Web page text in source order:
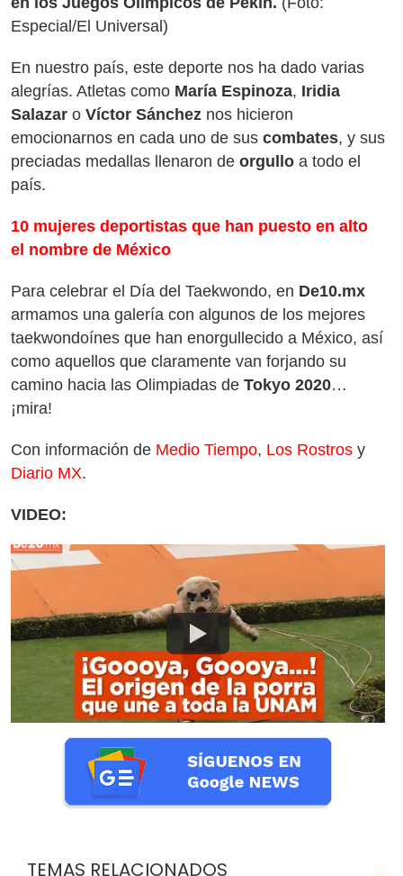
Especial/El Universal)
En nuestro país, este deporte nos ha dado varias
alegrías. Atletas como María Espinoza, Iridia
Salazar o Víctor Sánchez nos hicieron
emocionarnos en cada uno de sus combates, y sus
preciadas medallas llenaron de orgullo a todo el
país.
10 mujeres deportistas que han puesto en alto
el nombre de México
Para celebrar el Día del Taekwondo, en De10.mx
armamos una galería con algunos de los mejores
taekwondoínes que han enorgullecido a México, así
como aquellos que claramente van forjando su
camino hacia las Olimpiadas de Tokyo 2020…
¡mira!
Con información de Medio Tiempo, Los Rostros y
Diario MX.
VIDEO:
TEMAS RELACIONADOS